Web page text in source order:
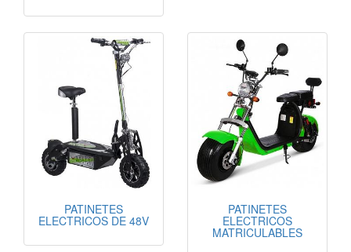
PATINETES
ELECTRICOS DE 48V
PATINETES
ELECTRICOS
MATRICULABLES